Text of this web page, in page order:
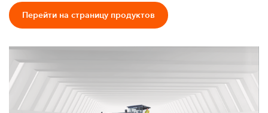
Перейти на страницу продуктов